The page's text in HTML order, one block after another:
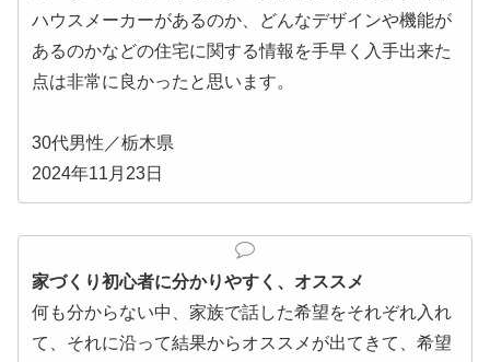
ハウスメーカーがあるのか、どんなデザインや機能が
あるのかなどの住宅に関する情報を手早く入手出来た
点は非常に良かったと思います。
30代男性／栃木県
2024年11月23日
家づくり初心者に分かりやすく、オススメ
何も分からない中、家族で話した希望をそれぞれ入れ
て、それに沿って結果からオススメが出てきて、希望